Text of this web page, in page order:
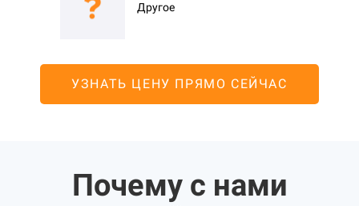
Другое
УЗНАТЬ ЦЕНУ ПРЯМО СЕЙЧАС
Почему с нами